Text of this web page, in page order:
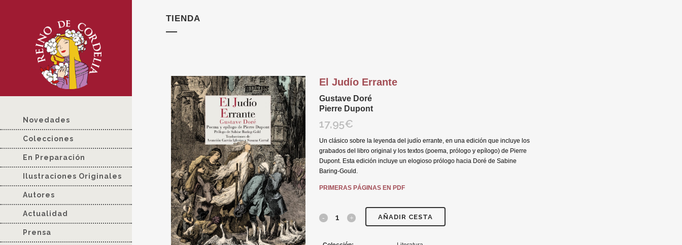
Novedades
Colecciones
En Preparación
Ilustraciones Originales
Autores
Actualidad
Prensa
TIENDA
El Judío Errante
Gustave Doré
Pierre Dupont
17,95€
Un clásico sobre la leyenda del judío errante, en una edición que incluye los
grabados del libro original y los textos (poema, prólogo y epílogo) de Pierre
Dupont. Esta edición incluye un elogioso prólogo hacia Doré de Sabine
Baring-Gould.
PRIMERAS PÁGINAS EN PDF
AÑADIR CESTA